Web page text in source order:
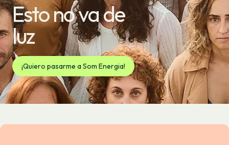
Esto no va de
luz
¡Quiero pasarme a Som Energia!